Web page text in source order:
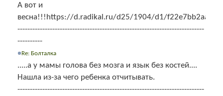
А вот и
весна!!!https://d.radikal.ru/d25/1904/d1/
---------------------------------------------------------------------------
----------
Re: Болталка
.....а у мамы голова без мозга и язык без костей....
Нашла из-за чего ребенка отчитывать.
---------------------------------------------------------------------------